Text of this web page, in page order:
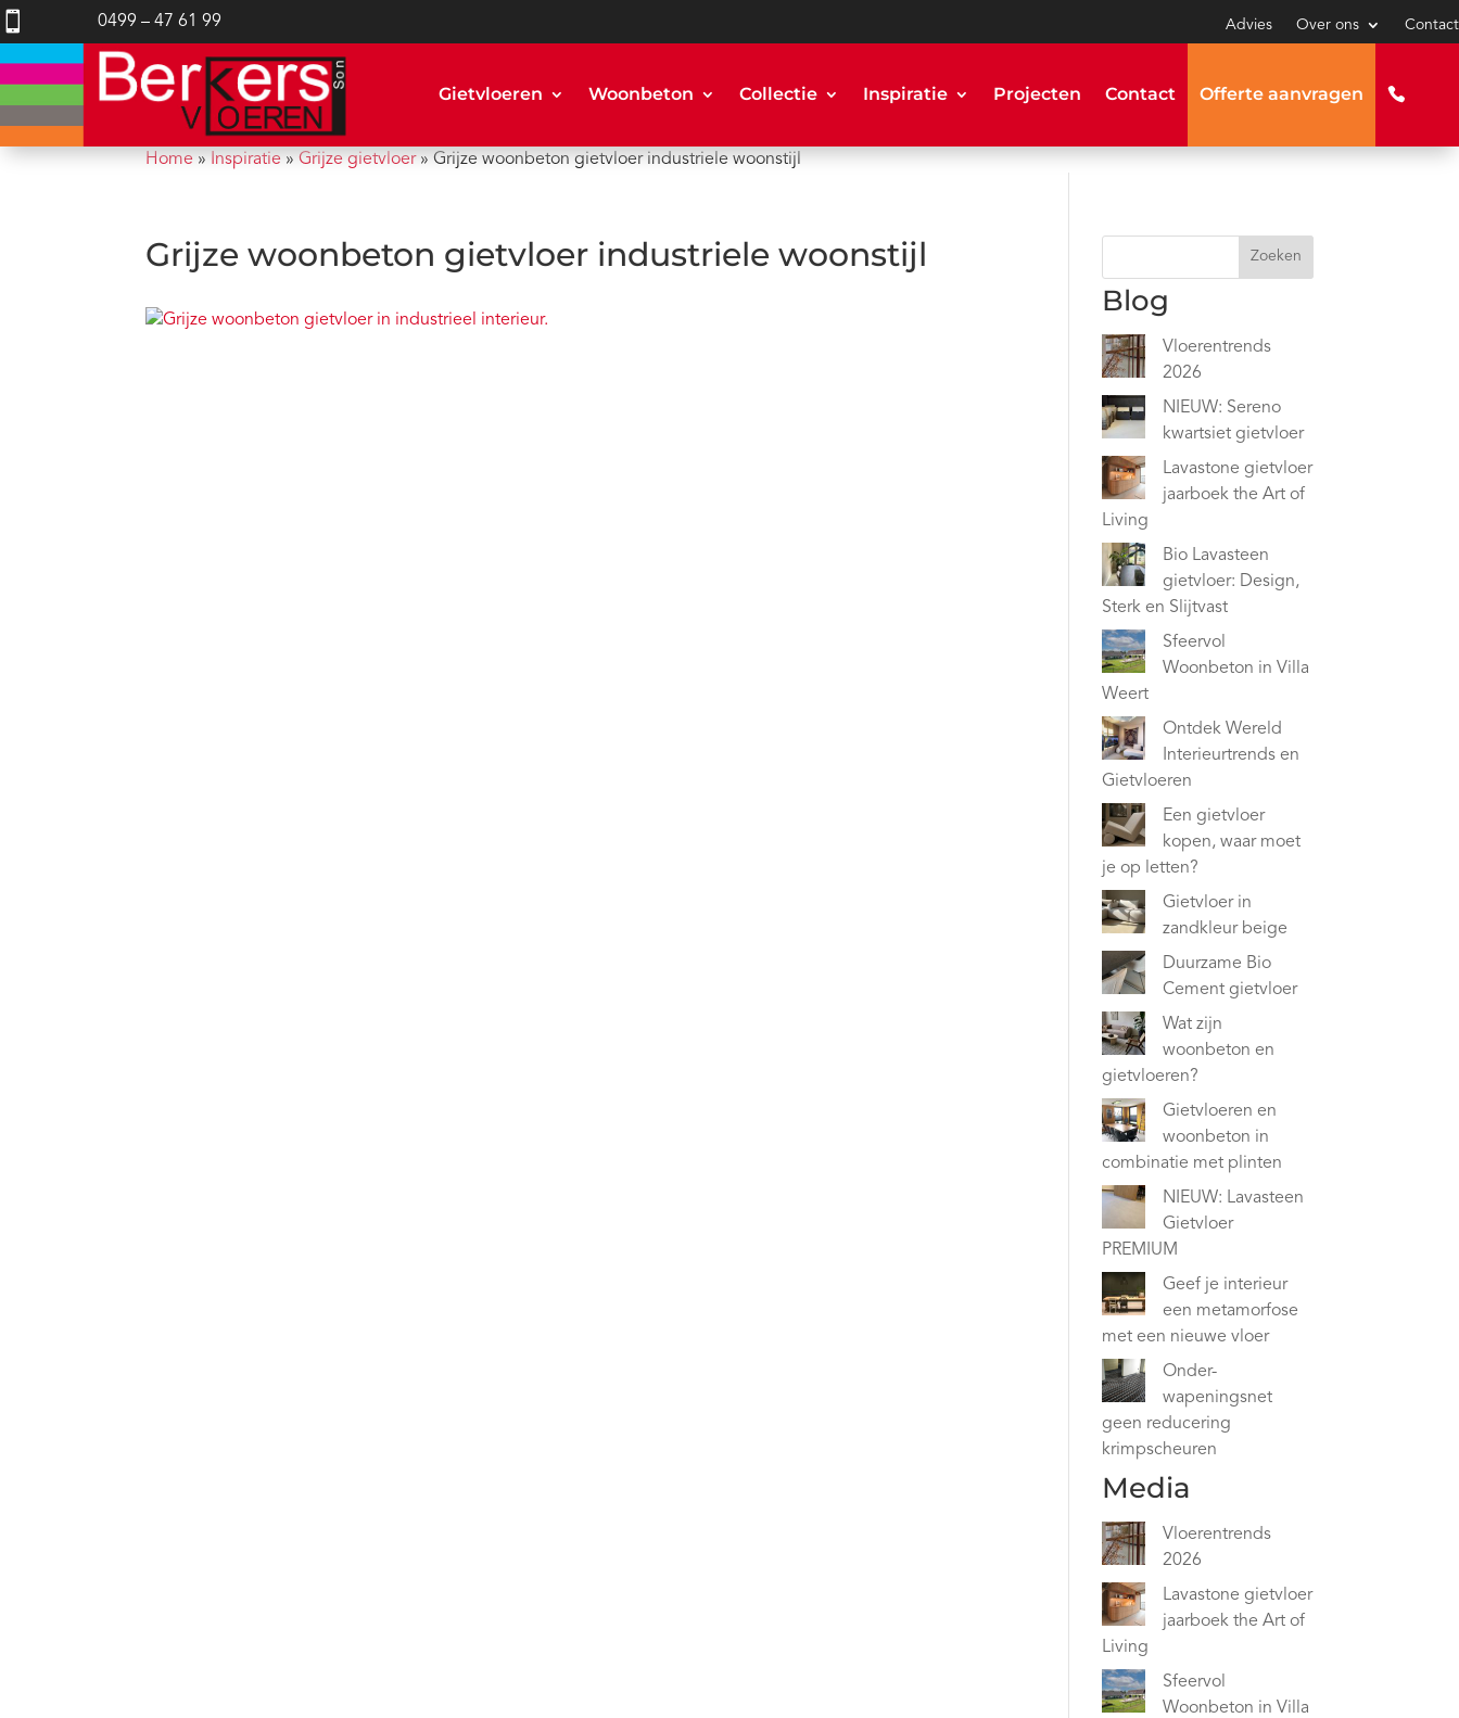
 0499 – 47 61 99 Advies Over ons Contact
Gietvloeren Woonbeton Collectie Inspiratie Projecten Contact Offerte aanvragen
Home » Inspiratie »Grijze gietvloer»Grijze woonbeton gietvloer industriele woonstijl
Grijze woonbeton gietvloer industriele woonstijl Zoeken
Blog
Vloerentrends
2026
NIEUW: Sereno
kwartsiet gietvloer
Lavastone gietvloer
jaarboek the Art of
Living
Bio Lavasteen
gietvloer: Design,
Sterk en Slijtvast
Sfeervol
Woonbeton in Villa
Weert
Ontdek Wereld
Interieurtrends en
Gietvloeren
Een gietvloer
kopen, waar moet
je op letten?
Gietvloer in
zandkleur beige
Duurzame Bio
Cement gietvloer
Wat zijn
woonbeton en
gietvloeren?
Gietvloeren en
woonbeton in
combinatie met plinten
NIEUW: Lavasteen
Gietvloer
PREMIUM
Geef je interieur
een metamorfose
met een nieuwe vloer
Onder-
wapeningsnet
geen reducering
krimpscheuren
Media
Vloerentrends
2026
Lavastone gietvloer
jaarboek the Art of
Living
Sfeervol
Woonbeton in Villa